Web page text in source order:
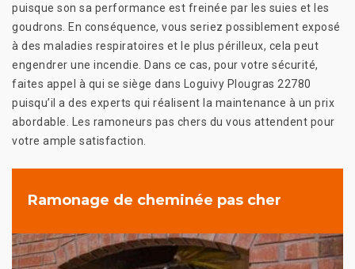
puisque son sa performance est freinée par les suies et les
goudrons. En conséquence, vous seriez possiblement exposé
à des maladies respiratoires et le plus périlleux, cela peut
engendrer une incendie. Dans ce cas, pour votre sécurité,
faites appel à qui se siège dans Loguivy Plougras 22780
puisqu’il a des experts qui réalisent la maintenance à un prix
abordable. Les ramoneurs pas chers du vous attendent pour
votre ample satisfaction.
Ramonage de cheminée pas cher